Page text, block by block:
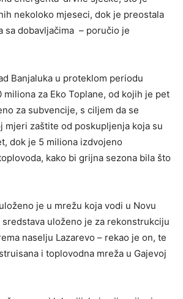
nekoloko mjeseci, dok je preostala
sa dobavljačima – poručio je
Banjaluka u proteklom periodu
miliona za Eko Toplane, od kojih je pet
za subvencije, s ciljem da se
mjeri zaštite od poskupljenja koja su
dok je 5 miliona izdvojeno
kako bi grijna sezona bila što
je u mrežu koja vodi u Novu
uloženo je za rekonstrukciju
naselju Lazarevo – rekao je on, te
i toplovodna mreža u Gajevoj